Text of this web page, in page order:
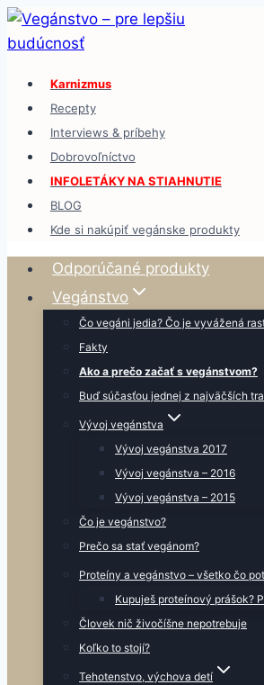
Skip
to
Karnizmus
Recepty
Interviews & príbehy
Dobrovoľníctvo
INFOLETÁKY NA STIAHNUTIE
BLOG
Kde si nakúpiť vegánske produkty
Odporúčané produkty
Vegánstvo
Čo vegáni jedia? Čo je vyvážená
Fakty
Ako a prečo začať s vegánstvom?
Buď súčasťou jednej z najväčších
Vývoj vegánstva
Vývoj vegánstva 2017
Vývoj vegánstva – 2016
Vývoj vegánstva – 2015
Čo je vegánstvo?
Prečo sa stať vegánom?
Proteíny a vegánstvo – všetko čo
Kupuješ proteínový prášok?
Človek nič živočíšne nepotrebuje
Koľko to stojí?
Tehotenstvo, výchova detí